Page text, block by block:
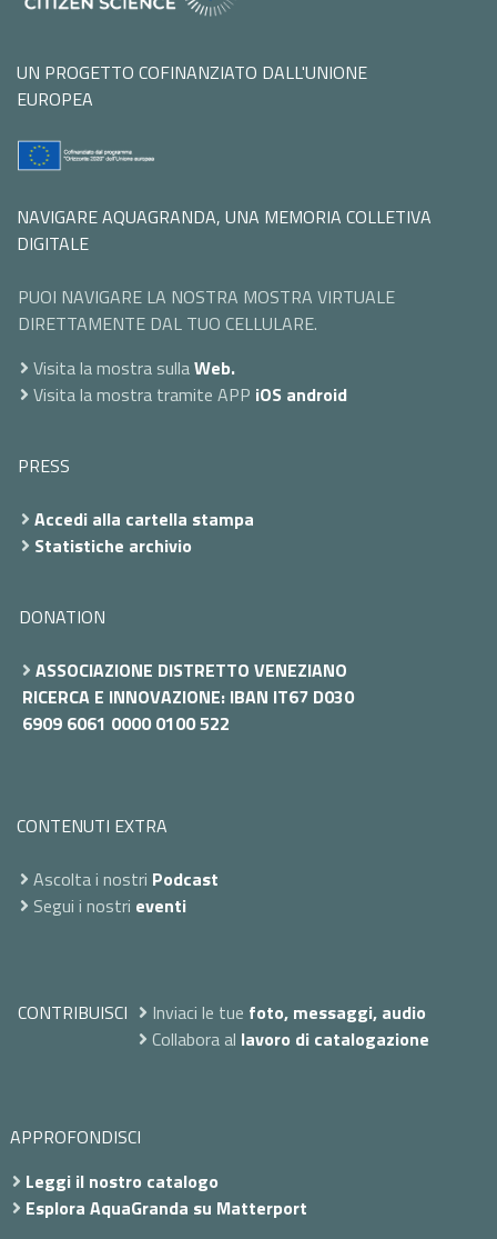
UN PROGETTO COFINANZIATO DALL'UNIONE
EUROPEA
NAVIGARE AQUAGRANDA, UNA MEMORIA COLLETIVA
DIGITALE
PUOI NAVIGARE LA NOSTRA MOSTRA VIRTUALE
DIRETTAMENTE DAL TUO CELLULARE.
Visita la mostra sullaWeb.
Visita la mostra tramite APP iOS android
PRESS
Accedi alla cartella stampa
Statistiche archivio
DONATION
ASSOCIAZIONE DISTRETTO VENEZIANO
RICERCA E INNOVAZIONE: IBAN IT67 D030
6909 6061 0000 0100 522
CONTENUTI EXTRA
Ascolta i nostri Podcast
Segui i nostri eventi
CONTRIBUISCI Inviaci le tue foto, messaggi, audio
Collabora al lavoro di catalogazione
APPROFONDISCI
Leggi il nostro catalogo
Esplora AquaGranda su Matterport